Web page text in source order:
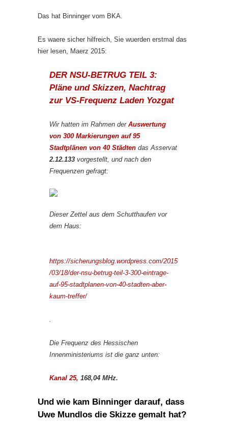
Das hat Binninger vom BKA.
Es waere sicher hilfreich, Sie wuerden erstmal das
hier lesen, Maerz 2015:
DER NSU-BETRUG TEIL 3:
Pläne und Skizzen, Nachtrag
zur VS-Frequenz Laden Yozgat
Wir hatten im Rahmen der Auswertung
von 300 Markierungen auf 95
Stadtplänen von 40 Städten das Asservat
2.12.133 vorgestellt, und nach den
Frequenzen gefragt:
Dieser Zettel aus dem Schutthaufen vor
dem Haus:
https://sicherungsblog.wordpress.com/2015
/03/18/der-nsu-betrug-teil-3-300-eintrage-
auf-95-stadtplanen-von-40-stadten-aber-
kaum-treffer/
Die Frequenz des Hessischen
Innenministeriums ist die ganz unten:
Kanal 25, 168,04 MHz.
Und wie kam Binninger darauf, dass
Uwe Mundlos die Skizze gemalt hat?